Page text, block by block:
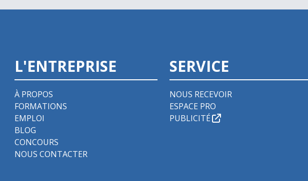
L'ENTREPRISE
À PROPOS
FORMATIONS
EMPLOI
BLOG
CONCOURS
NOUS CONTACTER
SERVICE
NOUS RECEVOIR
ESPACE PRO
PUBLICITÉ